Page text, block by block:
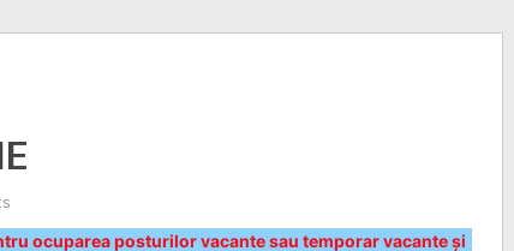
ocuparea posturilor vacante sau temporar vacante şi